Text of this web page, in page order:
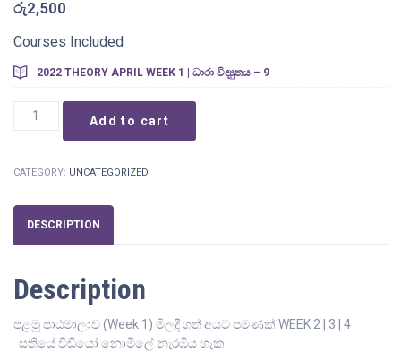
රු2,500
Courses Included
2022 THEORY APRIL WEEK 1 | ධාරා විද්‍යුතය – 9
2022
Week
|
ධාරා
විද්‍යුතය
9
quantity
Add to cart
CATEGORY: UNCATEGORIZED
DESCRIPTION
Description
පළමු පාඨමාලාව (Week 1) මිලදී ගත් අයට පමණක් WEEK 2 | 3 | 4
සතියේ වීඩියෝ නොමිලේ නැරඹිය හැක.